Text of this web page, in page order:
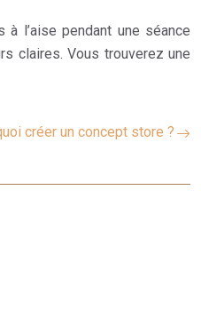
l’aise pendant une séance
claires. Vous trouverez une
créer un concept store ?